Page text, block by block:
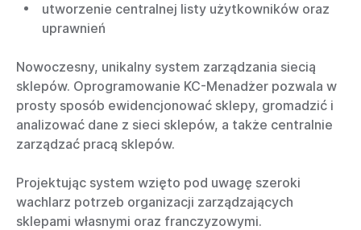
utworzenie centralnej listy użytkowników oraz
uprawnień
Nowoczesny, unikalny system zarządzania siecią
sklepów. Oprogramowanie KC-Menadżer pozwala w
prosty sposób ewidencjonować sklepy, gromadzić i
analizować dane z sieci sklepów, a także centralnie
zarządzać pracą sklepów.
Projektując system wzięto pod uwagę szeroki
wachlarz potrzeb organizacji zarządzających
sklepami własnymi oraz franczyzowymi.